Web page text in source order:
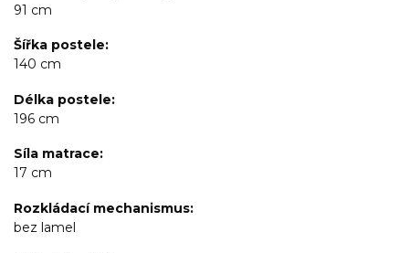
91 cm
Šířka postele
140 cm
Délka postele
196 cm
Síla matrace
17 cm
Rozkládací mechanismus
bez lamel